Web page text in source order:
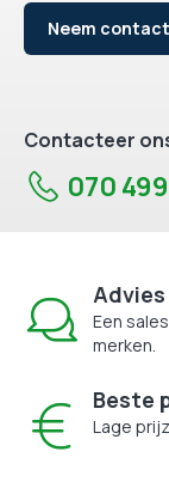
Neem
Contacteer
070
Een
merken.
Beste
Lage